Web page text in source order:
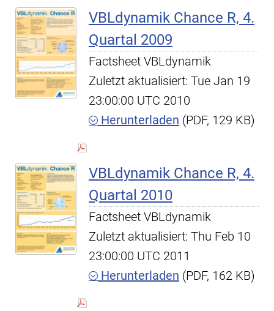
VBLdynamik Chance R, 4.
Quartal 2009
Factsheet VBLdynamik
Zuletzt aktualisiert: Tue Jan 19
23:00:00 UTC 2010
Herunterladen (PDF, 129 KB)
VBLdynamik Chance R, 4.
Quartal 2010
Factsheet VBLdynamik
Zuletzt aktualisiert: Thu Feb 10
23:00:00 UTC 2011
Herunterladen (PDF, 162 KB)